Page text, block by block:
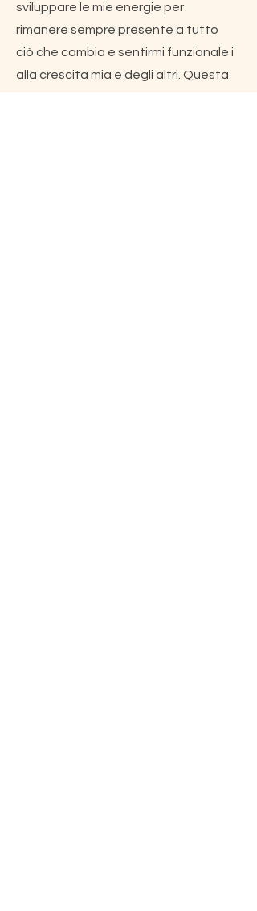
sviluppare le mie energie per
rimanere sempre presente a tutto
ciò che cambia e sentirmi funzionale i
alla crescita mia e degli altri. Questa